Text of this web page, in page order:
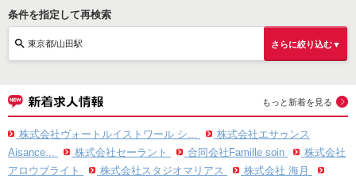
条件を指定して再検索
東京都/山田駅 さらに絞り込む▼
もっと新着を見る
株式会社ヴォートルイストワール シ...
株式会社エサゥンス
Aisance...
株式会社セーラント 合同会社Famille soin
株式会社
アロウブライト
株式会社スタジオマリアス
株式会社 海月